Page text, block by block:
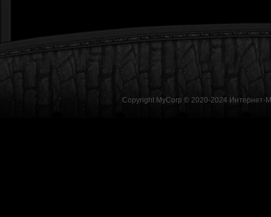
Copyright MyCorp © 2020-2024 Интернет-